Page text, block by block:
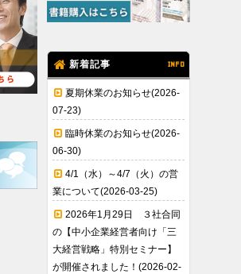
新着記事 INFO
夏期休業のお知らせ(2026-
07-23)
臨時休業のお知らせ(2026-
06-30)
4/1（水）～4/7（火）の営
業について(2026-03-25)
2026年1月29日 ３社合同
の【中小企業経営者向け「三
大経営戦略」特別セミナー】
が開催されました！(2026-02-